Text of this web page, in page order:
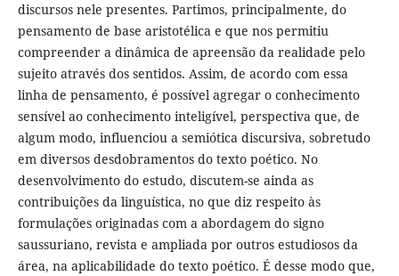
discursos nele presentes. Partimos, principalmente, do
pensamento de base aristotélica e que nos permitiu
compreender a dinâmica de apreensão da realidade pelo
sujeito através dos sentidos. Assim, de acordo com essa
linha de pensamento, é possível agregar o conhecimento
sensível ao conhecimento inteligível, perspectiva que, de
algum modo, influenciou a semiótica discursiva, sobretudo
em diversos desdobramentos do texto poético. No
desenvolvimento do estudo, discutem-se ainda as
contribuições da linguística, no que diz respeito às
formulações originadas com a abordagem do signo
saussuriano, revista e ampliada por outros estudiosos da
área, na aplicabilidade do texto poético. É desse modo que,